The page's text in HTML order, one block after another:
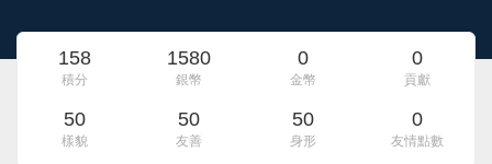
158
積分
1580
銀幣
0
金幣
0
貢獻
50
樣貌
50
友善
50
身形
0
友情點數